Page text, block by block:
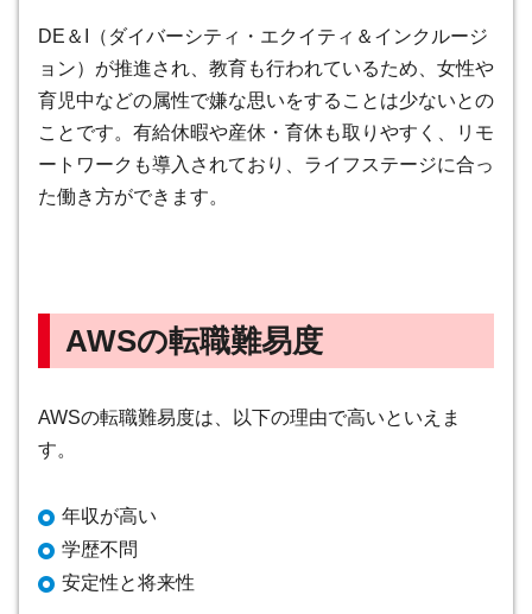
DE＆I（ダイバーシティ・エクイティ＆インクルージ
ョン）が推進され、教育も行われているため、女性や
育児中などの属性で嫌な思いをすることは少ないとの
ことです。有給休暇や産休・育休も取りやすく、リモ
ートワークも導入されており、ライフステージに合っ
た働き方ができます。
AWSの転職難易度
AWSの転職難易度は、以下の理由で高いといえま
す。
年収が高い
学歴不問
安定性と将来性